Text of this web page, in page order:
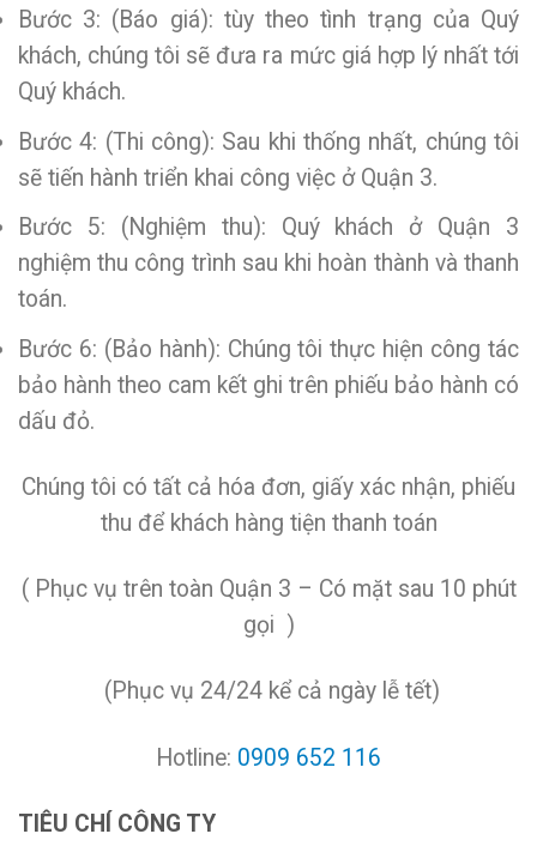
Bước 3: (Báo giá): tùy theo tình trạng của Quý
khách, chúng tôi sẽ đưa ra mức giá hợp lý nhất tới
Quý khách.
Bước 4: (Thi công): Sau khi thống nhất, chúng tôi
sẽ tiến hành triển khai công việc ở Quận 3.
Bước 5: (Nghiệm thu): Quý khách ở Quận 3
nghiệm thu công trình sau khi hoàn thành và thanh
toán.
Bước 6: (Bảo hành): Chúng tôi thực hiện công tác
bảo hành theo cam kết ghi trên phiếu bảo hành có
dấu đỏ.
Chúng tôi có tất cả hóa đơn, giấy xác nhận, phiếu
thu để khách hàng tiện thanh toán
( Phục vụ trên toàn Quận 3 – Có mặt sau 10 phút
gọi )
(Phục vụ 24/24 kể cả ngày lễ tết)
Hotline: 0909 652 116
TIÊU CHÍ CÔNG TY